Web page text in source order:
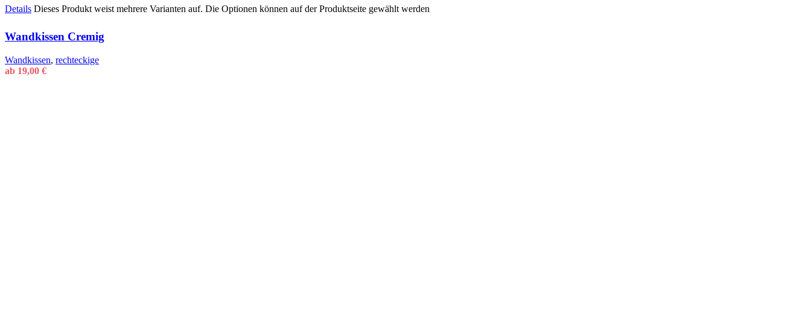
Details Dieses Produkt weist mehrere Varianten auf. Die Optionen können auf der Produktseite gewählt werden
Wandkissen Cremig
Wandkissen, rechteckige
ab 19,00 €